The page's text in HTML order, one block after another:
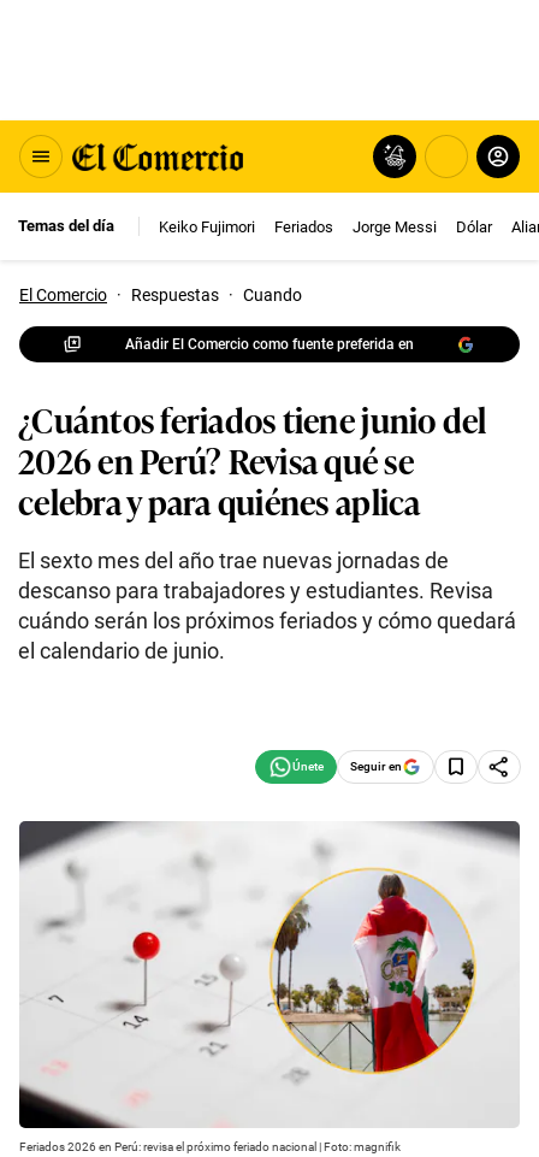
Temas del día Keiko Fujimori Feriados Jorge Messi Dólar
El Comercio · Respuestas · Cuando
Añadir El Comercio como fuente preferida en
¿Cuántos feriados tiene junio del
2026 en Perú? Revisa qué se
celebra y para quiénes aplica
El sexto mes del año trae nuevas jornadas de
descanso para trabajadores y estudiantes. Revisa
cuándo serán los próximos feriados y cómo quedará
el calendario de junio.
Seguir en
Feriados 2026 en Perú: revisa el próximo feriado nacional | Foto: magnifik